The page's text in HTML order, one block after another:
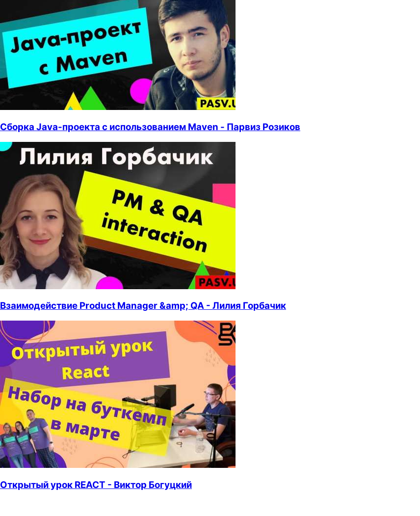
Сборка Java-проекта с использованием Maven - Парвиз Розиков
Взаимодействие Product Manager &amp; QA - Лилия Горбачик
Открытый урок REACT - Виктор Богуцкий